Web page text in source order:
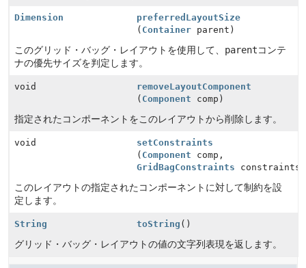
Dimension
preferredLayoutSize
( Container parent)
このグリッド・バッグ・レイアウトを使用して、 parentコンテ
ナの優先サイズを判定します。
void
removeLayoutComponent
( Component comp)
指定されたコンポーネントをこのレイアウトから削除します。
void
setConstraints
( Component comp,
GridBagConstraints constraints)
このレイアウトの指定されたコンポーネントに対して制約を設
定します。
String toString ()
グリッド・バッグ・レイアウトの値の文字列表現を返します。